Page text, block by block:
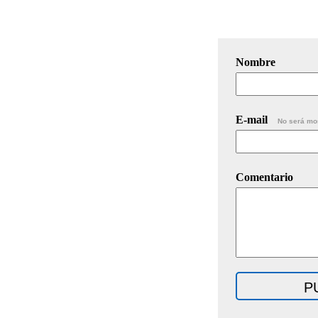
Nombre
E-mail No será
Comentario